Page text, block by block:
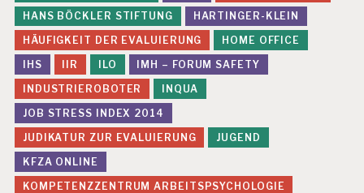
HANS BÖCKLER STIFTUNG
HARTINGER-KLEIN
HÄUFIGKEIT DER EVALUIERUNG
HOME OFFICE
IHS
IIR ILO
IMH – FORUM SAFETY
INDUSTRIEROBOTER
INQUA
JOB STRESS INDEX 2014
JUDIKATUR ZUR EVALUIERUNG
JUGEND
KFZA ONLINE
KOMPETENZZENTRUM ARBEITSPSYCHOLOGIE